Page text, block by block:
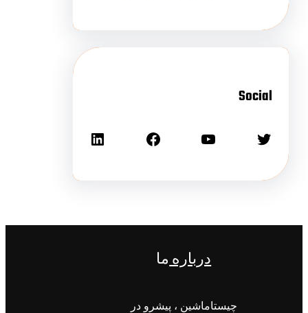
Social
دربارهما
چیستاماشین ، پیشرو در